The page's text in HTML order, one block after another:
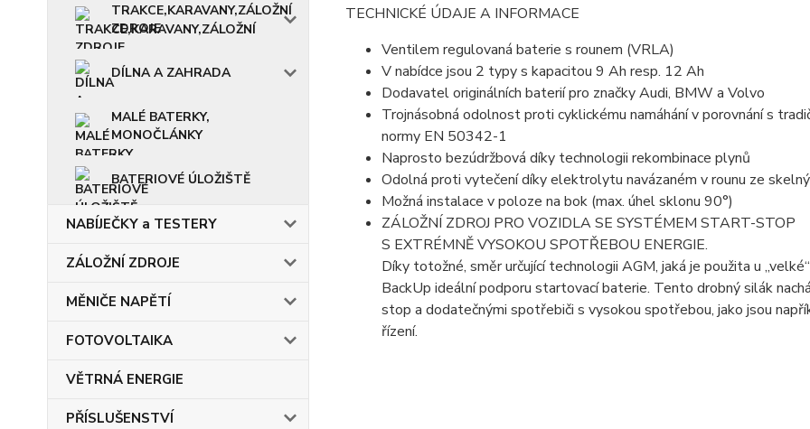
TRAKCE,KARAVANY,ZÁLOŽNÍ
ZDROJE
DÍLNA A ZAHRADA
MALÉ BATERKY,
MONOČLÁNKY
BATERIOVÉ ÚLOŽIŠTĚ
NABÍJEČKY a TESTERY
ZÁLOŽNÍ ZDROJE
MĚNIČE NAPĚTÍ
FOTOVOLTAIKA
VĚTRNÁ ENERGIE
PŘÍSLUŠENSTVÍ
TECHNICKÉ ÚDAJE A INFORMACE
Ventilem regulovaná baterie s rounem (VRLA)
V nabídce jsou 2 typy s kapacitou 9 Ah resp. 12 Ah
Dodavatel originálních baterií pro značky Audi, BMW a Volvo
Trojnásobná odolnost proti cyklickému namáhání v porovnání s
normy EN 50342-1
Naprosto bezúdržbová díky technologii rekombinace plynů
Odolná proti vytečení díky elektrolytu navázaném v rounu ze
Možná instalace v poloze na bok (max. úhel sklonu 90°)
ZÁLOŽNÍ ZDROJ PRO VOZIDLA SE SYSTÉMEM START-STOP
S EXTRÉMNĚ VYSOKOU SPOTŘEBOU ENERGIE.
Díky totožné, směr určující technologii AGM, jaká je použita u
BackUp ideální podporu startovací baterie. Tento drobný silák
stop a dodatečnými spotřebiči s vysokou spotřebou, jako jsou
řízení.